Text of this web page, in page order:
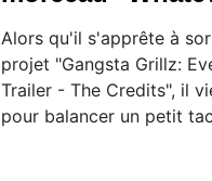
Alors qu'il s'apprête à
projet "Gangsta Grillz:
Trailer - The Credits", il
pour balancer un petit